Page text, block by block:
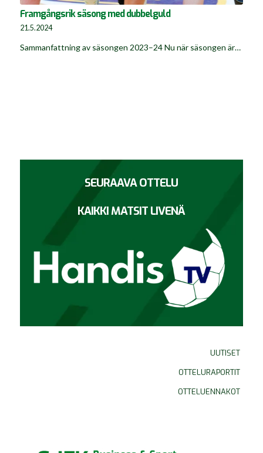
Framgångsrik säsong med dubbelguld
21.5.2024
Sammanfattning av säsongen 2023–24 Nu när säsongen är…
SEURAAVA OTTELU
KAIKKI MATSIT LIVENÄ
UUTISET
OTTELURAPORTIT
OTTELUENNAKOT